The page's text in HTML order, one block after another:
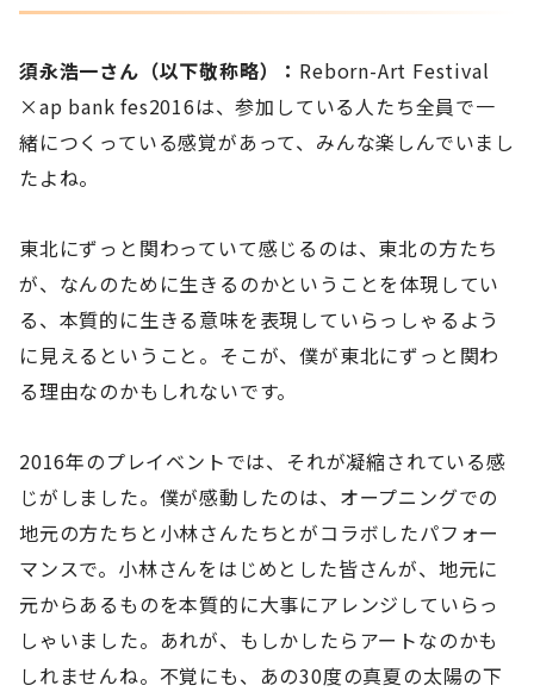
須永浩一さん（以下敬称略）： Reborn-Art Festival
×ap bank fes2016は、参加している人たち全員で一
緒につくっている感覚があって、みんな楽しんでいまし
たよね。
東北にずっと関わっていて感じるのは、東北の方たち
が、なんのために生きるのかということを体現してい
る、本質的に生きる意味を表現していらっしゃるよう
に見えるということ。そこが、僕が東北にずっと関わ
る理由なのかもしれないです。
2016年のプレイベントでは、それが凝縮されている感
じがしました。僕が感動したのは、オープニングでの
地元の方たちと小林さんたちとがコラボしたパフォー
マンスで。小林さんをはじめとした皆さんが、地元に
元からあるものを本質的に大事にアレンジしていらっ
しゃいました。あれが、もしかしたらアートなのかも
しれませんね。不覚にも、あの30度の真夏の太陽の下